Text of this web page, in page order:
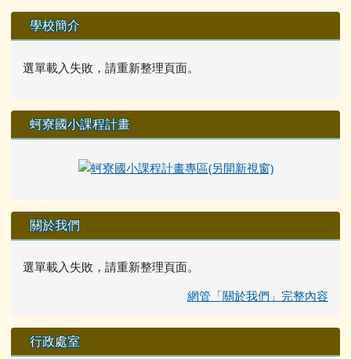
學校簡介
選單載入失敗，請重新整理頁面。
蚵寮國小課程計畫
關於我們
選單載入失敗，請重新整理頁面。
網管「關於我們」完整內容
行政處室